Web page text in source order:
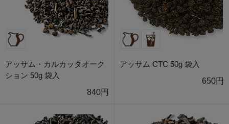
アッサム・カルカッタオーク
ション 50g 袋入
840円
アッサム CTC 50g 袋入
650円